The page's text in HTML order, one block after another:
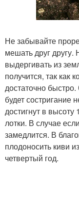
Не забывайте
мешать друг другу.
выдергивать из
получится, так как
достаточно
будет состригание
достигнут в
лотки. В случае
замедлится. В
плодоносить киви
четвертый год.